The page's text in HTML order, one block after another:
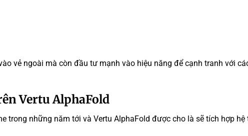
vẻ ngoài mà còn đầu tư mạnh vào hiệu năng để cạnh tranh với
Vertu AlphaFold
trong những năm tới và Vertu AlphaFold được cho là sẽ tích hợp hệ